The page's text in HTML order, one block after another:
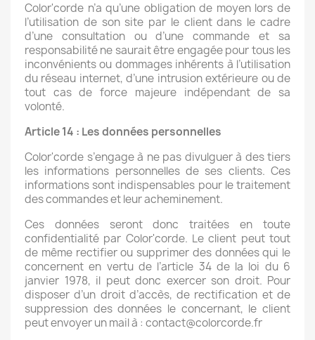
Color'corde n’a qu’une obligation de moyen lors de
l’utilisation de son site par le client dans le cadre
d’une consultation ou d’une commande et sa
responsabilité ne saurait être engagée pour tous les
inconvénients ou dommages inhérents à l’utilisation
du réseau internet, d’une intrusion extérieure ou de
tout cas de force majeure indépendant de sa
volonté.
Article 14 : Les données personnelles
Color'corde s’engage à ne pas divulguer à des tiers
les informations personnelles de ses clients. Ces
informations sont indispensables pour le traitement
des commandes et leur acheminement.
Ces données seront donc traitées en toute
confidentialité par Color'corde. Le client peut tout
de même rectifier ou supprimer des données qui le
concernent en vertu de l’article 34 de la loi du 6
janvier 1978, il peut donc exercer son droit. Pour
disposer d’un droit d’accès, de rectification et de
suppression des données le concernant, le client
peut envoyer un mail à : contact@colorcorde.fr